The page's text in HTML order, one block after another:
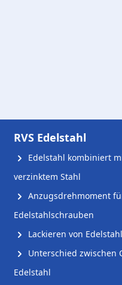
RVS Edelstahl
Edelstahl kombiniert
verzinktem Stahl
Anzugsdrehmoment
Edelstahlschrauben
Lackieren von Edelstahl
Unterschied zwischen
Edelstahl